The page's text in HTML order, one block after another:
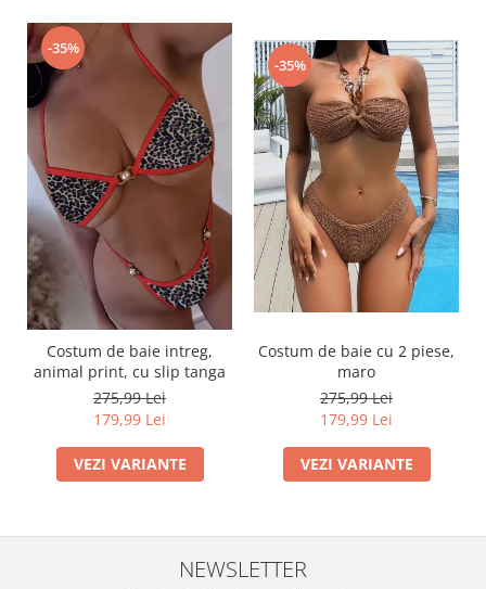
-35%
Costum de baie intreg,
animal print, cu slip tanga
275,99 Lei
179,99 Lei
VEZI VARIANTE
-35%
Costum de baie cu 2 piese,
maro
275,99 Lei
179,99 Lei
VEZI VARIANTE
NEWSLETTER